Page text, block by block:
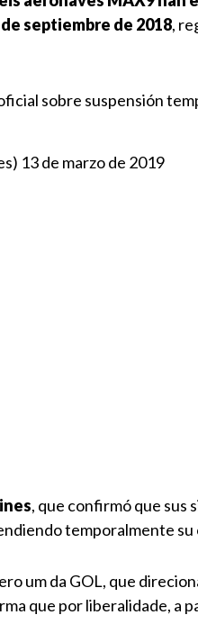
septiembre de 2018,
sobre suspensión
13 de marzo de 2019
, que confirmó que sus
temporalmente su
um da GOL, que
que por liberalidade, a